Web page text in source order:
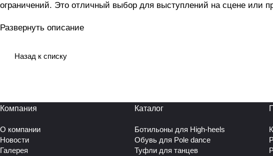
ограничений. Это отличный выбор для выступлений на сцене или
гимнасток, так и для более опытных спортсменок. Мягкие швы
видам танцев. Купальник для девочки безусловно принесёт массу
Развернуть описание
Назад к списку
Компания
О компании
Новости
Галерея
Каталог
Ботильоны для High-heels
Обувь для Pole dance
Туфли для танцев